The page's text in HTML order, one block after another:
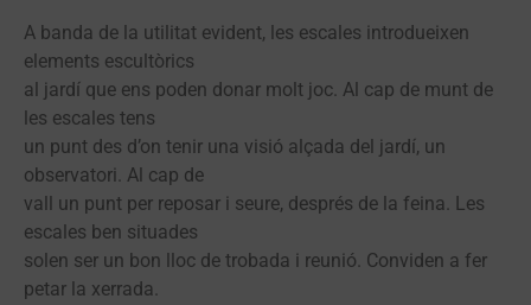
A banda de la utilitat evident, les escales introdueixen
elements escultòrics
al jardí que ens poden donar molt joc. Al cap de munt de
les escales tens
un punt des d’on tenir una visió alçada del jardí, un
observatori. Al cap de
vall un punt per reposar i seure, després de la feina. Les
escales ben situades
solen ser un bon lloc de trobada i reunió. Conviden a fer
petar la xerrada.